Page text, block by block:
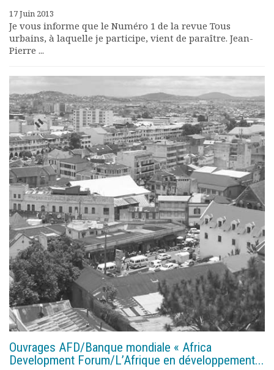
17 Juin 2013
Je vous informe que le Numéro 1 de la revue Tous
urbains, à laquelle je participe, vient de paraître. Jean-
Pierre ...
Ouvrages AFD/Banque mondiale « Africa
Development Forum/L’Afrique en développement...